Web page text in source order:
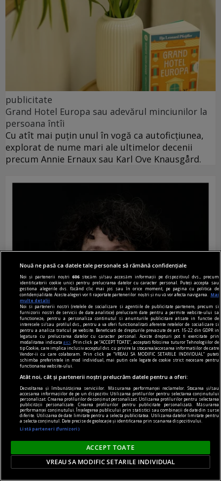
publicitate
Grand Hotel Europa sau adevărul minciunilor la
persoana întîi
Cu atît mai puțin unul în vogă ca autoficțiunea,
explorat de nume mari ale ultimelor decenii
precum Annie Ernaux sau Karl Ove Knausgård.
poemul săptămînii
dragostea, regim urban
Poate pentru că dimineața am intrat la loc în
mine
Constantin VICĂ
Nouă ne pasă ca datele tale personale să rămână confidențiale
Noi și partenerii noștri606 stocăm și/sau accesăm informații pe dispozitivul dvs., precum
identificatorii cookie unici pentru prelucrarea datelor cu caracter personal. Puteți accepta sau
gestiona alegerile dvs. făcând clic mai jos sau în orice moment, pe pagina cu politica de
confidențialitate. Aceste alegeri vor fi raportate partenerilor noștri și nu vă vor afecta navigarea.
Mai
multe detalii
Noi si partenerii nostri (retelele de socializare si agentiile de publicitate partenere, precum si
furnizorii nostri de servicii de date analitice) prelucram date pentru a permite website-ului sa
functioneze, pentru a personaliza continutul si anunturile publicitare afisate in functie de
interesele si/sau profilul dvs., pentru a va oferi functionalitati aferente retelelor de socializare si
pentru a analiza traficul pe website. Beneficiati de drepturile prevazute de art. 15-22 din GDPR in
legatura cu prelucrarea datelor cu caracter personal. Aceste drepturi pot fi exercitate prin
modalitatea indicataaici
. Prin click pe “ACCEPT TOATE”, acceptati folosirea tuturor Tehnologiilor de
tip Cookie, care implica inclusiv acceptul dvs. cu privire la stocarea/accesarea informatiilor de catre
Vendor-ii cu care colaboram. Prin click pe “VREAU SA MODIFIC SETARILE INDIVIDUAL” puteti
schimba preferintele in mod individual, mai putin cele legate de cookie strict necesare pentru
functionarea website-ului.
Atât noi, cât și partenerii noștri prelucrăm datele pentru a oferi:
Dezvoltarea și îmbunătățirea serviciilor. Măsurarea performanței reclamelor. Stocarea și/sau
accesarea informațiilor de pe un dispozitiv. Utilizarea profilurilor pentru selectarea conținutului
personalizat. Crearea profilurilor de conținut personalizat. Utilizarea profilurilor pentru selectarea
publicității personalizate. Crearea profilurilor pentru publicitate personalizată. Măsurarea
performanței conținutului. Înțelegerea publicului prin statistici sau combinații de date din surse
diferite. Utilizarea de date limitate pentru a selecta publicitatea. Utilizarea datelor limitate pentru
a selecta conținutul. Date precise de geolocație și identificarea prin scanarea dispozitivului.
Listă parteneri (furnizori)
ACCEPT TOATE
VREAU SA MODIFIC SETARILE INDIVIDUAL